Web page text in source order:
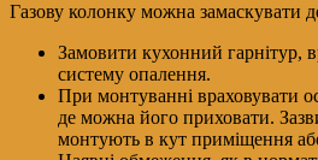
Газову колонку можна замаскувати
Замовити кухонний гарнітур,
систему опалення.
При монтуванні враховувати
де можна його приховати.
монтують в кут приміщення